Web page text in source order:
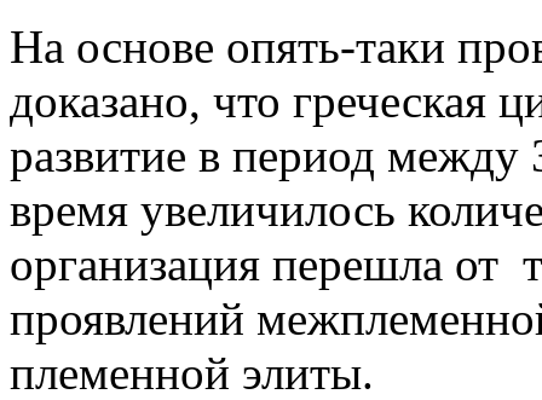
На основе опять-таки
доказано, что греческая
развитие в период между
время увеличилось
организация перешла от
проявлений
племенной элиты.